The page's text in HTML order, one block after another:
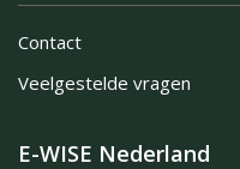
Contact
Veelgestelde vragen
E-WISE Nederland